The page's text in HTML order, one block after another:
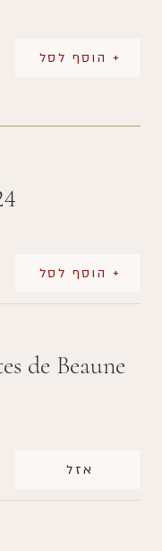
+ הוסף לסל
+ הוסף לסל
de Beaune
אזל